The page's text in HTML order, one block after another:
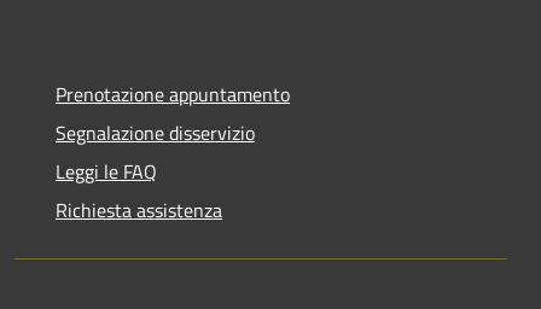
Prenotazione appuntamento
Segnalazione disservizio
Leggi le FAQ
Richiesta assistenza